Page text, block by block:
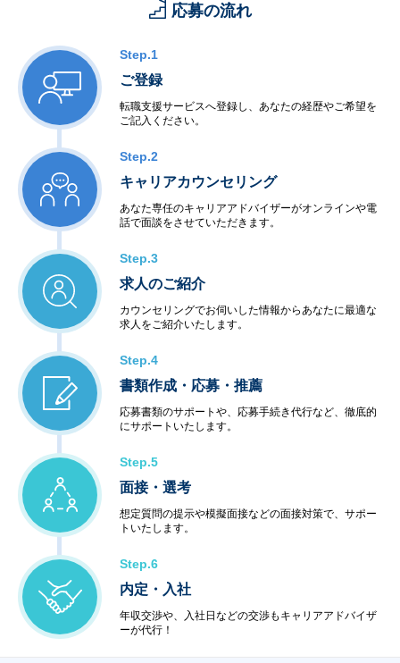
応募の流れ
Step.1
ご登録
転職支援サービスへ登録し、あなたの経歴やご希望を
ご記入ください。
Step.2
キャリアカウンセリング
あなた専任のキャリアアドバイザーがオンラインや電
話で面談をさせていただきます。
Step.3
求人のご紹介
カウンセリングでお伺いした情報からあなたに最適な
求人をご紹介いたします。
Step.4
書類作成・応募・推薦
応募書類のサポートや、応募手続き代行など、徹底的
にサポートいたします。
Step.5
面接・選考
想定質問の提示や模擬面接などの面接対策で、サポー
トいたします。
Step.6
内定・入社
年収交渉や、入社日などの交渉もキャリアアドバイザ
ーが代行！